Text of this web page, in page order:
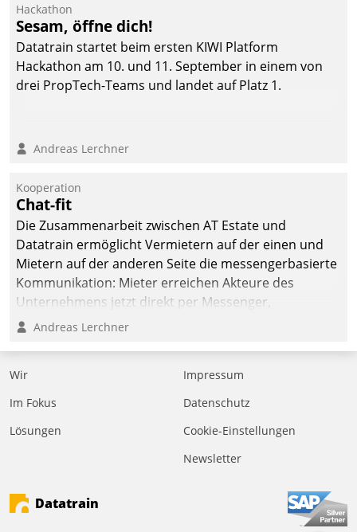
Datatrain ermöglicht
automatisiert ausgelöste,
zielgerichtete
Mieterbefragungen – eine
starke Grundlage für
Entscheidungen.
Hackathon
Sesam, öffne dich!
Datatrain startet beim ersten KIWI Platform
Hackathon am 10. und 11. September in einem von
drei PropTech-Teams und landet auf Platz 1.
Andreas Lerchner
Kooperation
Chat-fit
Die Zusammenarbeit zwischen AT Estate und
Datatrain ermöglicht Vermietern auf der einen und
Mietern auf der anderen Seite die messengerbasierte
Kommunikation: Mieter erreichen Akteure des
Unternehmens jetzt direkt per Messenger,
Mitarbeiter oder Dienstleister empfangen oder
Andreas Lerchner
Wir
Im Fokus
Lösungen
Impressum
Datenschutz
Cookie-Einstellungen
Newsletter
Datatrain